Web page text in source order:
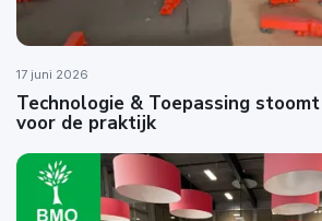
17 juni 2026
Technologie & Toepassing
voor de praktijk